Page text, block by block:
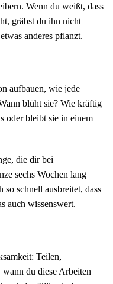
Wenn du weißt, dass
gräbst du ihn nicht
anderes pflanzt.
aufbauen, wie jede
blüht sie? Wie kräftig
oder bleibt sie in einem
die dir bei
sechs Wochen lang
so schnell ausbreitet, dass
auch wissenswert.
Teilen,
du diese Arbeiten